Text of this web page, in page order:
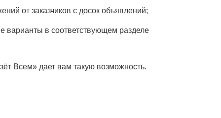
от заказчиков с досок объявлений;
варианты в соответствующем разделе
Всем» дает вам такую возможность.